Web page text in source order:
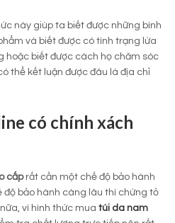
này giúp ta biết được những bình
và biết được có tình trạng lừa
hoặc biết được cách họ chăm sóc
thể kết luận được đâu là địa chỉ
có chính xách
cấprất cần một chế độ bảo hành
độ bảo hành càng lâu thì chứng tỏ
vì hình thức mua túi da nam